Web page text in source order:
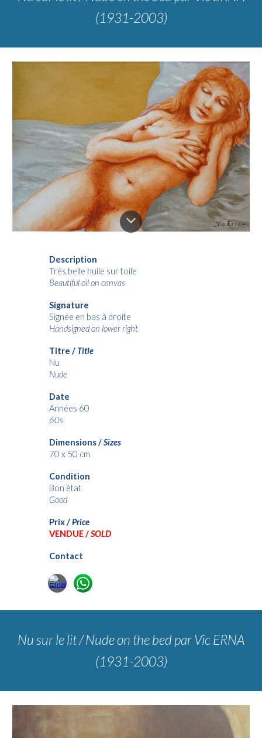
(1931-2003)
Description
Très belle huile sur toile
Beautiful oil on canvas
Signature
Signée en bas à droite
Handsigned on lower right
Titre / Title
Nu
Nude
Date
Années 60
60s
Dimensions /Sizes
70 x 50 cm
Condition
Bon état
Good
Prix /Price
VENDUE /SOLD
Contact
Nu sur le lit / Nude on the bed par Vic ERNA
(1931-2003)